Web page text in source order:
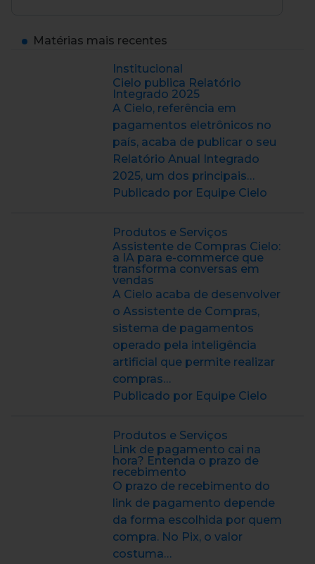
Matérias mais recentes
Institucional
Cielo publica Relatório
Integrado 2025
A Cielo, referência em
pagamentos eletrônicos no
país, acaba de publicar o seu
Relatório Anual Integrado
2025, um dos principais…
Publicado por Equipe Cielo
Produtos e Serviços
Assistente de Compras Cielo:
a IA para e-commerce que
transforma conversas em
vendas
A Cielo acaba de desenvolver
o Assistente de Compras,
sistema de pagamentos
operado pela inteligência
artificial que permite realizar
compras…
Publicado por Equipe Cielo
Produtos e Serviços
Link de pagamento cai na
hora? Entenda o prazo de
recebimento
O prazo de recebimento do
link de pagamento depende
da forma escolhida por quem
compra. No Pix, o valor
costuma…